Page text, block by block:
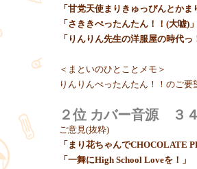
「甘党天使まりきゅっぴんとか
「さききぺったんたん！！(大嘘)
「りんりん先生の洋服屋の時代っ
＜まといのひとことメモ＞
りんりんぺったんたん！！のご
２位 カバー音源 ３
ご意見(抜粋)
「まり花ちゃんでCHOCOLATE
「一舞にHigh School Loveを！」